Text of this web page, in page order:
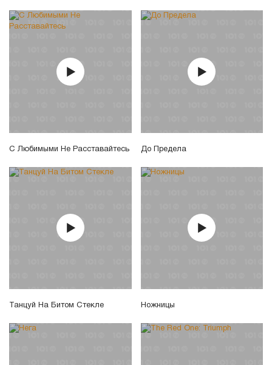
С Любимыми Не Расставайтесь До Предела
Танцуй На Битом Стекле Ножницы